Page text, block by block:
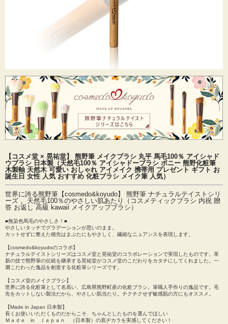
【コスメ堂 × 晃祐堂】 熊野筆 メイクブラシ 丸平 馬毛100％ アイシャド
ウブラシ 日本製（天然毛100％ アイシャドーブラシ ポニー 熊野化粧筆
木製軸 天然木 可愛い おしゃれ アイメイク 携帯用 プレゼント ギフト お
誕生日 女性 人気 おすすめ 化粧ブラシ メイク筆 人気）
世界に誇る熊野筆【cosmedo&koyudo】 熊野筆 ナチュラルテイストシリ
ーズ 。天然毛100％のやさしい肌あたり（コスメティックブラシ 内祝 贈
答 お返し 高級 kawaii メイクアップブラシ）
■無染色馬毛のやさしさ！■
やさしいタッチでグラデーションが思いのまま。
カットせずに整えた穂先はまぶたにもやさしく、繊細なニュアンスを表現します。
【cosmedo&koyudoのコラボ】
ナチュラルテイストシリーズはコスメ堂と晃祐堂のコラボレーションで実現したものです。革
新の技で熊野筆の伝統を継承する晃祐堂がコスメ堂のこだわりをカタチにしてくれました。一
層こだわった逸品を創造する化粧筆シリーズです。
【コスメ堂のメイクブラシ】
世界に誇る化粧筆として名高い、広島県熊野町産の化粧ブラシ。筆職人手作りの逸品です。毛
先をカットしない製法だから、やさしい肌当たり。チクチクせず敏感肌の方にもオススメ。
【Made in Japan 日本製】
長くお使いいただくものだからこそ、ちゃんとしたものを選んでほしい
Ｍａｄｅ in Ｊａｐａｎ （日本製）の底ヂカラを実感してください！